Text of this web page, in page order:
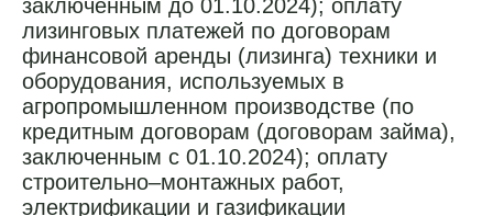
заключенным до 01.10.2024); оплату
лизинговых платежей по договорам
финансовой аренды (лизинга) техники и
оборудования, используемых в
агропромышленном производстве (по
кредитным договорам (договорам займа),
заключенным с 01.10.2024); оплату
строительно–монтажных работ,
электрификации и газификации